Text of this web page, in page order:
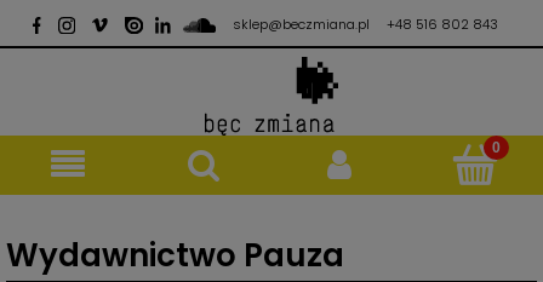
sklep@beczmiana.pl +48 516 802 843
Wydawnictwo Pauza